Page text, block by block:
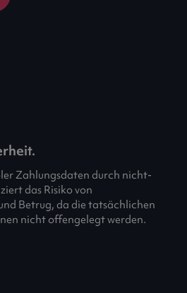
Zahlungsdaten durch nicht-
das Risiko von
Betrug, da die tatsächlichen
nicht offengelegt werden.